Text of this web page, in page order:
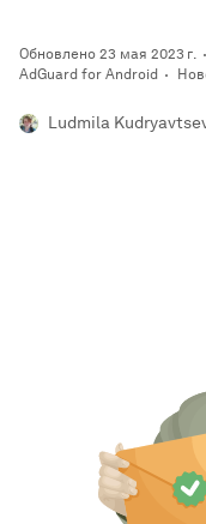
Обновлено 23 мая 2023 г.
AdGuard for Android
Ludmila